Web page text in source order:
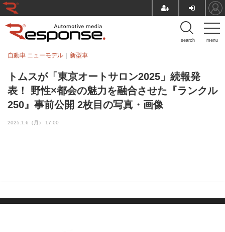
menu
search
トムスが「東京オートサロン2025」続報発
表！ 野性×都会の魅力を融合させた『ランクル
250』事前公開 2枚目の写真・画像
自動車 ニューモデル 新型車
2025.1.6（月） 17:00